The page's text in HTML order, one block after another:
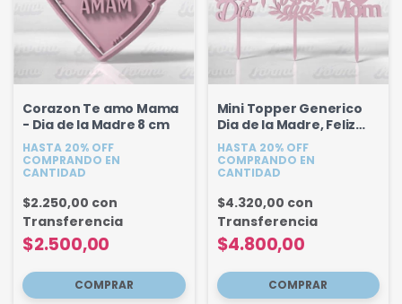
Corazon Te amo Mama
- Dia de la Madre 8 cm
HASTA 20% OFF
COMPRANDO EN
CANTIDAD
$2.500,00
$2.250,00 con
Transferencia
Mini Topper Generico
Dia de la Madre, Feliz
Dia, Mama
HASTA 20% OFF
COMPRANDO EN
CANTIDAD
$4.800,00
$4.320,00 con
Transferencia